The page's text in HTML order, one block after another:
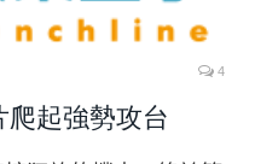
4
起強勢攻台